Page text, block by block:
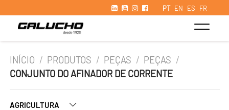
PT EN ES FR
INÍCIO / PRODUTOS / PEÇAS / PEÇAS /
CONJUNTO DO AFINADOR DE CORRENTE
AGRICULTURA